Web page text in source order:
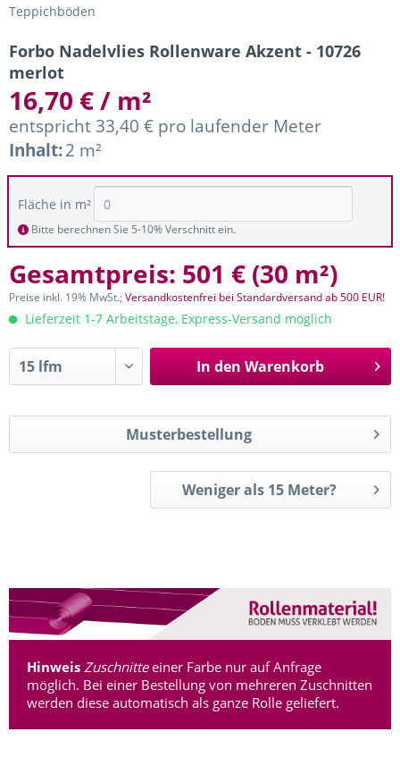
Teppichböden
Forbo Nadelvlies Rollenware Akzent - 10726
merlot
16,70 € / m²
entspricht 33,40 € pro laufender Meter
Inhalt:2 m²
Fläche in m²
Bitte berechnen Sie 5-10% Verschnitt ein.
Gesamtpreis: 501 € (30 m²)
Preise inkl. 19% MwSt.;Versandkostenfrei bei Standardversand ab 500 EUR!
Lieferzeit 1-7 Arbeitstage, Express-Versand möglich
In den Warenkorb
Musterbestellung
Weniger als 15 Meter?
Hinweis Zuschnitteeiner Farbe nur auf Anfrage
möglich. Bei einer Bestellung von mehreren Zuschnitten
werden diese automatisch als ganze Rolle geliefert.